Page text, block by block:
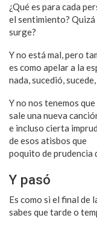
¿Qué es para cada
el sentimiento?
surge?
Y no está mal, pero
es como apelar a la
nada, sucedió,
Y no nos tenemos
sale una nueva
e incluso cierta
de esos atisbos que
poquito de prudencia
Y pasó
Es como si el final de
sabes que tarde o